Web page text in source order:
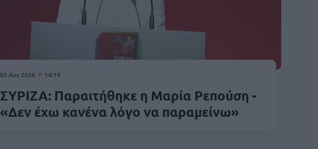
05 Αυγ 2026 14:19
ΣΥΡΙΖΑ: Παραιτήθηκε η Μαρία Ρεπούση -
«Δεν έχω κανένα λόγο να παραμείνω»